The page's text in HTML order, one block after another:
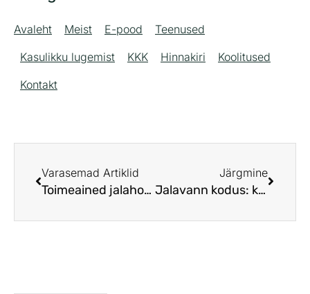
Avaleht Meist E-pood
Teenused
Kasulikku lugemist
KKK Hinnakiri
Koolitused
Kontakt
Varasemad Artiklid
Toimeained jalahoolduses: kuidas valida õige toode?
Järgmine
Jalavann kodus: kuidas hooldada jalgu õigesti ja ohutult